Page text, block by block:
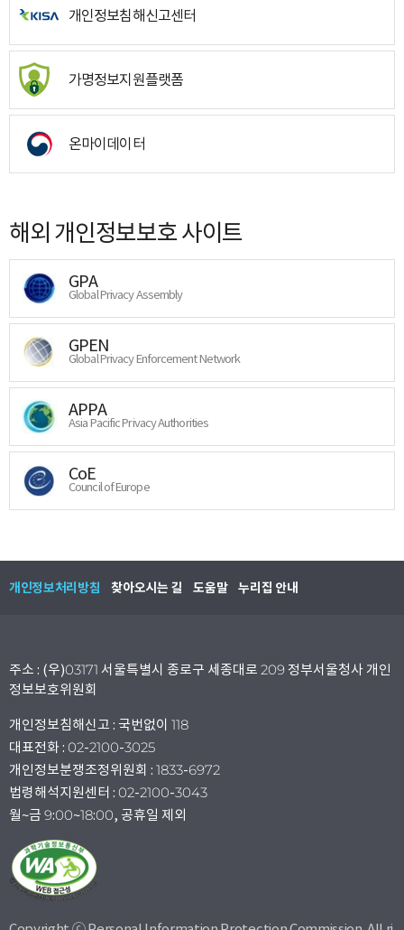
개인정보침해신고센터
가명정보지원플랫폼
온마이데이터
해외 개인정보보호 사이트
GPA
Global Privacy Assembly
GPEN
Global Privacy Enforcement Network
APPA
Asia Pacific Privacy Authorities
CoE
Council of Europe
개인정보처리방침 찾아오시는 길 도움말 누리집 안내
주소 : (우)03171 서울특별시 종로구 세종대로 209 정부서울청사 개인
정보보호위원회
개인정보침해신고 : 국번없이 118
대표전화 : 02-2100-3025
개인정보분쟁조정위원회 : 1833-6972
법령해석지원센터 : 02-2100-3043
월~금 9:00~18:00, 공휴일 제외